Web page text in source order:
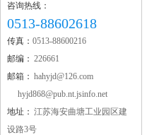
省质量信得过企业
咨询热线：
0513-88602618
传真： 0513-88600216
邮编： 226661
邮箱： hahyjd@126.com
hyjd868@pub.nt.jsinfo.net
地址： 江苏海安曲塘工业园区建
设路3号